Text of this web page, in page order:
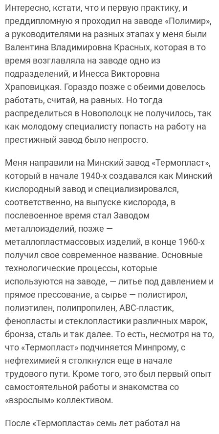
Интересно, кстати, что и первую практику, и
преддипломную я проходил на заводе «Полимир»,
а руководителями на разных этапах у меня были
Валентина Владимировна Красных, которая в то
время возглавляла на заводе одно из
подразделений, и Инесса Викторовна
Храповицкая. Гораздо позже с обеими довелось
работать, считай, на равных. Но тогда
распределиться в Новополоцк не получилось, так
как молодому специалисту попасть на работу на
престижный завод было непросто.
Меня направили на Минский завод «Термопласт»,
который в начале 1940-х создавался как Минский
кислородный завод и специализировался,
соответственно, на выпуске кислорода, в
послевоенное время стал Заводом
металлоизделий, позже —
металлопластмассовых изделий, в конце 1960-х
получил свое современное название. Основные
технологические процессы, которые
используются на заводе, — литье под давлением и
прямое прессование, а сырье — полистирол,
полиэтилен, полипропилен, ABC-пластик,
фенопласты и стеклопластики различных марок,
бронза, сталь и так далее. То есть, несмотря на то,
что «Термопласт» подчиняется Минпрому, с
нефтехимией я столкнулся еще в начале
трудового пути. Кроме того, это был первый опыт
самостоятельной работы и знакомства со
«взрослым» коллективом.
После «Термопласта» семь лет работал на